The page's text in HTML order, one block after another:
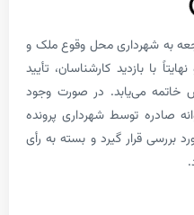
محل وقوع ملک و
کارشناسان، تأیید
در صورت وجود
شهرداری پرونده
و بسته به رأی